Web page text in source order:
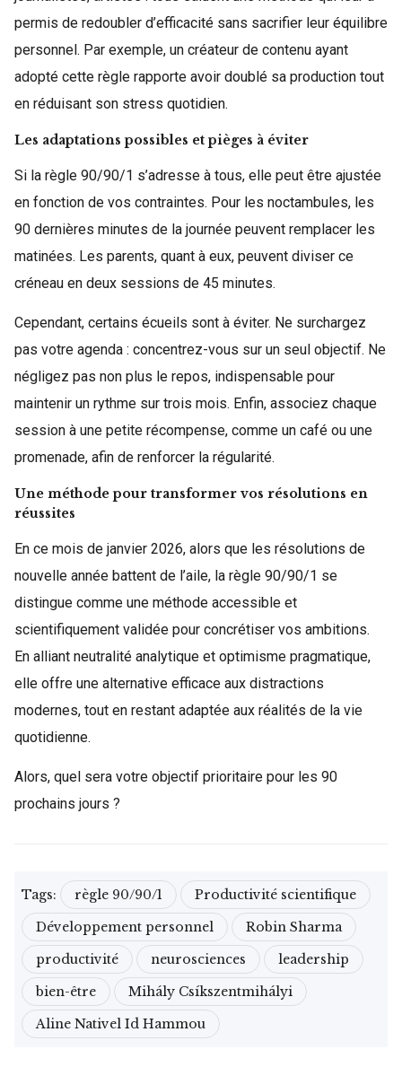
permis de redoubler d’efficacité sans sacrifier leur équilibre
personnel. Par exemple, un créateur de contenu ayant
adopté cette règle rapporte avoir doublé sa production tout
en réduisant son stress quotidien.
Les adaptations possibles et pièges à éviter
Si la règle 90/90/1 s’adresse à tous, elle peut être ajustée
en fonction de vos contraintes. Pour les noctambules, les
90 dernières minutes de la journée peuvent remplacer les
matinées. Les parents, quant à eux, peuvent diviser ce
créneau en deux sessions de 45 minutes.
Cependant, certains écueils sont à éviter. Ne surchargez
pas votre agenda : concentrez-vous sur un seul objectif. Ne
négligez pas non plus le repos, indispensable pour
maintenir un rythme sur trois mois. Enfin, associez chaque
session à une petite récompense, comme un café ou une
promenade, afin de renforcer la régularité.
Une méthode pour transformer vos résolutions en
réussites
En ce mois de janvier 2026, alors que les résolutions de
nouvelle année battent de l’aile, la règle 90/90/1 se
distingue comme une méthode accessible et
scientifiquement validée pour concrétiser vos ambitions.
En alliant neutralité analytique et optimisme pragmatique,
elle offre une alternative efficace aux distractions
modernes, tout en restant adaptée aux réalités de la vie
quotidienne.
Alors, quel sera votre objectif prioritaire pour les 90
prochains jours ?
Tags: règle 90/90/1
Productivité scientifique
Développement personnel
Robin Sharma
productivité
neurosciences
leadership
bien-être
Mihály Csíkszentmihályi
Aline Nativel Id Hammou